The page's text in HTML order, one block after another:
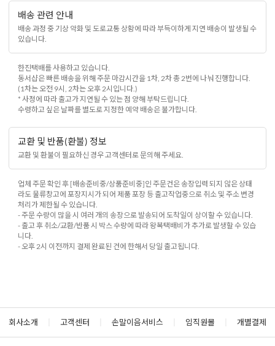
배송 관련 안내
배송 과정 중 기상 악화 및 도로교통 상황에 따라 부득이하게 지연 배송이 발생될 수
있습니다.
한진택배를 사용하고 있습니다.
동서샵은 빠른 배송을 위해 주문 마감시간을 1차, 2차 총 2번에 나눠 진행합니다.
(1차는 오전 9시, 2차는 오후 2시입니다.)
* 사정에 따라 출고가 지연될 수 있는 점 양해 부탁드립니다.
수령하고 싶은 날짜를 별도로 지정한 예약 배송은 불가합니다.
교환 및 반품(환불) 정보
교환 및 환불이 필요하신 경우 고객센터로 문의해 주세요.
업체 주문 확인 후 [배송준비중/상품준비중]인 주문건은 송장입력 되지 않은 상태
라도 물류창고에 포장지시가 되어 제품 포장 등 출고작업중으로 취소 및 주소 변경
처리가 제한될 수 있습니다.
- 주문 수량이 많을 시 여러 개의 송장으로 발송되어 도착일이 상이할 수 있습니다.
- 출고 후 취소/교환/반품 시 박스 수량에 따라 왕복택배비가 추가로 발생할 수 있습
니다.
- 오후 2시 이전까지 결제 완료된 건에 한해서 당일 출고됩니다.
회사소개 고객센터 손말이음서비스 임직원몰 개별결제